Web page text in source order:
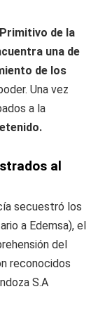
de la
una de
de los
Una vez
a la
al
secuestró los
a Edemsa), el
del
reconocidos
S.A